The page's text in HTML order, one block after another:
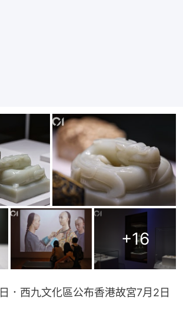
+16
．西九文化區公布香港故宮7月2日